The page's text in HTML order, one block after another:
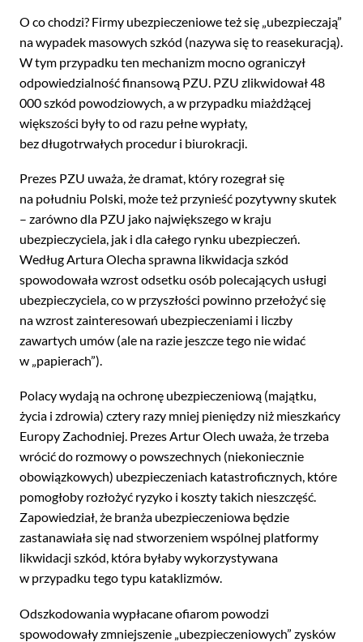
O co chodzi? Firmy ubezpieczeniowe też się „ubezpieczają”
na wypadek masowych szkód (nazywa się to reasekuracją).
W tym przypadku ten mechanizm mocno ograniczył
odpowiedzialność finansową PZU. PZU zlikwidował 48
000 szkód powodziowych, a w przypadku miażdżącej
większości były to od razu pełne wypłaty,
bez długotrwałych procedur i biurokracji.
Prezes PZU uważa, że dramat, który rozegrał się
na południu Polski, może też przynieść pozytywny skutek
– zarówno dla PZU jako największego w kraju
ubezpieczyciela, jak i dla całego rynku ubezpieczeń.
Według Artura Olecha sprawna likwidacja szkód
spowodowała wzrost odsetku osób polecających usługi
ubezpieczyciela, co w przyszłości powinno przełożyć się
na wzrost zainteresowań ubezpieczeniami i liczby
zawartych umów (ale na razie jeszcze tego nie widać
w „papierach”).
Polacy wydają na ochronę ubezpieczeniową (majątku,
życia i zdrowia) cztery razy mniej pieniędzy niż mieszkańcy
Europy Zachodniej. Prezes Artur Olech uważa, że trzeba
wrócić do rozmowy o powszechnych (niekoniecznie
obowiązkowych) ubezpieczeniach katastroficznych, które
pomogłoby rozłożyć ryzyko i koszty takich nieszczęść.
Zapowiedział, że branża ubezpieczeniowa będzie
zastanawiała się nad stworzeniem wspólnej platformy
likwidacji szkód, która byłaby wykorzystywana
w przypadku tego typu kataklizmów.
Odszkodowania wypłacane ofiarom powodzi
spowodowały zmniejszenie „ubezpieczeniowych” zysków